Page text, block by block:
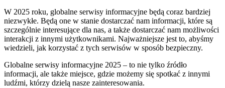
W 2025 roku, globalne serwisy informacyjne będą coraz bardziej
niezwykłe. Będą one w stanie dostarczać nam informacji, które są
szczególnie interesujące dla nas, a także dostarczać nam możliwości
interakcji z innymi użytkownikami. Najważniejsze jest to, abyśmy
wiedzieli, jak korzystać z tych serwisów w sposób bezpieczny.
Globalne serwisy informacyjne 2025 – to nie tylko źródło
informacji, ale także miejsce, gdzie możemy się spotkać z innymi
ludźmi, którzy dzielą nasze zainteresowania.